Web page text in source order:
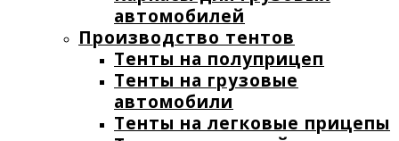
автомобилей
Производство тентов
Тенты на полуприцеп
Тенты на грузовые
автомобили
Тенты на легковые прицепы